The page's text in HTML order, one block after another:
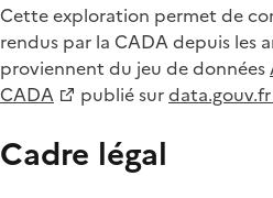
Cette exploration permet de
rendus par la CADA depuis les
proviennent du jeu de données
CADA
publié surdata.gouv.fr
Cadre légal